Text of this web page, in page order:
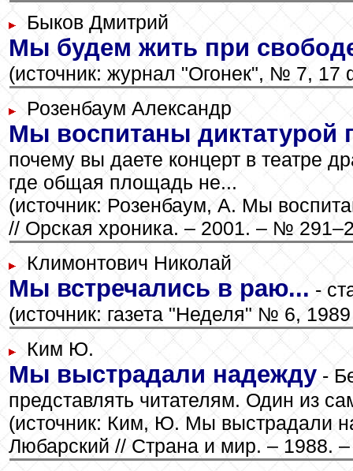
Быков Дмитрий
Мы будем жить при
(источник: журнал "Огонек", № 7, 17
Розенбаум Александр
Мы воспитаны диктатурой
почему вы даете концерт в театре
где общая площадь не...
(источник: Розенбаум, А. Мы
// Орская хроника. – 2001. – №
Климонтович Николай
Мы встречались в раю... -
(источник: газета "Неделя" № 6, 1989
Ким Ю.
Мы выстрадали надежду -
представлять читателям. Один из
(источник: Ким, Ю. Мы выстрадали
Любарский // Страна и мир. – 1988.